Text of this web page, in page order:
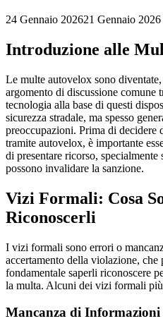
24 Gennaio 202621 Gennaio 2026
Introduzione alle
Le multe autovelox sono
argomento di discussione
tecnologia alla base di questi
sicurezza stradale, ma spesso
preoccupazioni. Prima di decidere
tramite autovelox, è importante
di presentare ricorso,
possono invalidare la sanzione.
Vizi Formali: Cosa
Riconoscerli
I vizi formali sono errori o
accertamento della violazione,
fondamentale saperli riconoscere
la multa. Alcuni dei vizi formali
Mancanza di Informazioni